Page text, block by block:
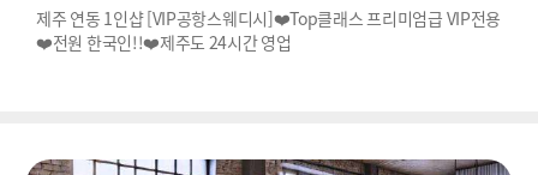
제주 연동 1인샵 [VIP공항스웨디시]❤️Top클래스 프리미엄급 VIP전용
❤️전원 한국인!!❤️제주도 24시간 영업